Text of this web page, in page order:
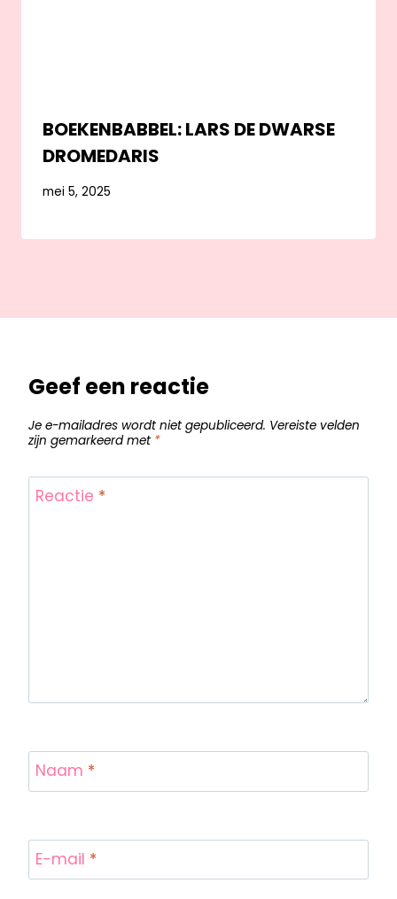
BOEKENBABBEL: LARS DE DWARSE
DROMEDARIS
mei 5, 2025
Geef een reactie
Je e-mailadres wordt niet gepubliceerd. Vereiste velden
zijn gemarkeerd met *
Reactie *
Naam *
E-mail *